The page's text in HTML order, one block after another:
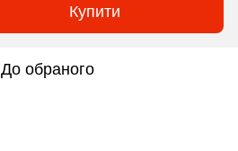
Купити
До обраного